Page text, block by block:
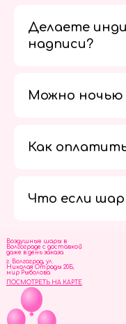
Делаете
надписи?
Можно ночью
Как
Что если шар
Воздушные шары в
Волгограде с доставкой
даже в день заказа
г. Волгоград, ул.
Николая Отрады 20Б,
мир Рыболова
ПОСМОТРЕТЬ НА КАРТЕ